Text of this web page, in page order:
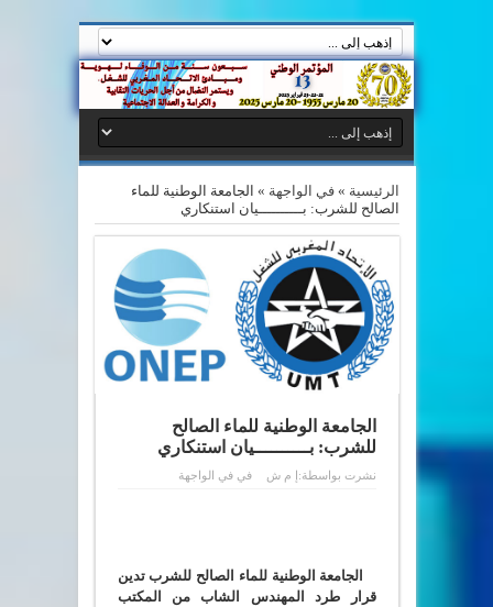
الرئيسية »في الواجهة » الجامعة الوطنية للماء
الصالح للشرب: بــــــــــيان استنكاري
الجامعة الوطنية للماء الصالح
للشرب: بــــــــــيان استنكاري
نشرت بواسطة:إ م ش فيفي الواجهة
الجامعة الوطنية للماء الصالح للشرب تدين
قرار طرد المهندس الشاب من المكتب